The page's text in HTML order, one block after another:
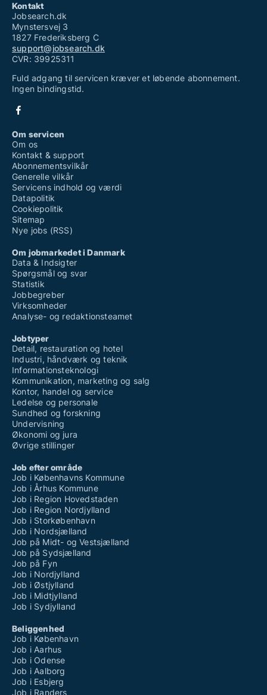
Kontakt
Jobsearch.dk
Mynstersvej 3
1827 Frederiksberg C
support@jobsearch.dk
CVR: 39925311
Fuld adgang til servicen kræver et løbende abonnement.
Ingen bindingstid.
Om servicen
Om os
Kontakt & support
Abonnementsvilkår
Generelle vilkår
Servicens indhold og værdi
Datapolitik
Cookiepolitik
Sitemap
Nye jobs (RSS)
Om jobmarkedet i Danmark
Data & Indsigter
Spørgsmål og svar
Statistik
Jobbegreber
Virksomheder
Analyse- og redaktionsteamet
Jobtyper
Detail, restauration og hotel
Industri, håndværk og teknik
Informationsteknologi
Kommunikation, marketing og salg
Kontor, handel og service
Ledelse og personale
Sundhed og forskning
Undervisning
Økonomi og jura
Øvrige stillinger
Job efter område
Job i Københavns Kommune
Job i Århus Kommune
Job i Region Hovedstaden
Job i Region Nordjylland
Job i Storkøbenhavn
Job i Nordsjælland
Job på Midt- og Vestsjælland
Job på Sydsjælland
Job på Fyn
Job i Nordjylland
Job i Østjylland
Job i Midtjylland
Job i Sydjylland
Beliggenhed
Job i København
Job i Aarhus
Job i Odense
Job i Aalborg
Job i Esbjerg
Job i Randers